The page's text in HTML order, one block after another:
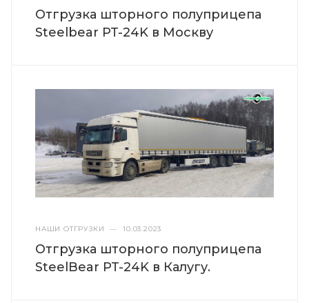
Отгрузка шторного полуприцепа
Steelbear PT-24K в Москву
НАШИ ОТГРУЗКИ — 10.03.2023
Отгрузка шторного полуприцепа
SteelBear PT-24K в Калугу.